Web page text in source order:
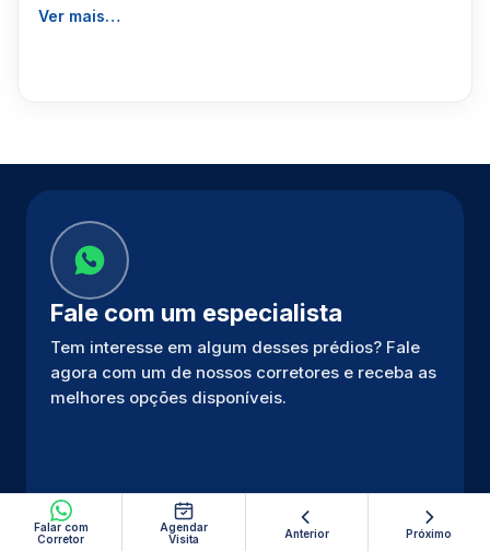
Falar com
Corretor
Agendar
Visita
Anterior Próximo
Ver mais…
Fale com um especialista
Tem interesse em algum desses prédios? Fale
agora com um de nossos corretores e receba as
melhores opções disponíveis.